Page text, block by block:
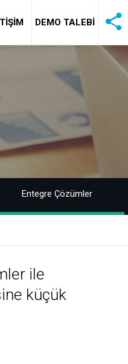
DEMO TALEBİ
Entegre Çözümler
ile
küçük